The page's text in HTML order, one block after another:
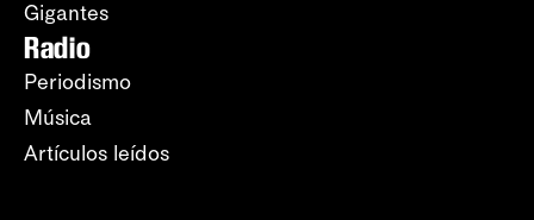
Gigantes
Radio
Periodismo
Música
Artículos leídos